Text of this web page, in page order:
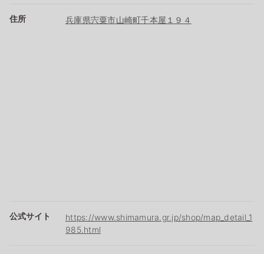
住所 兵庫県宍粟市山崎町千本屋１９４
公式サイト
https://www.shimamura.gr.jp/shop/map_detail_1
985.html